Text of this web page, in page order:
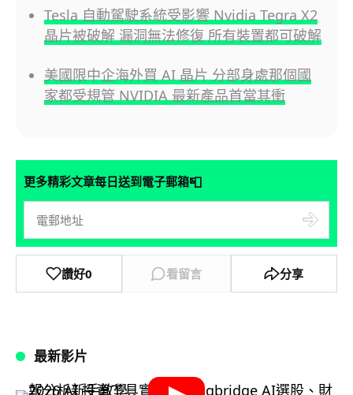
Tesla 自動駕駛系統受影響 Nvidia Tegra X2
晶片被破解 漏洞無法修復 所有裝置都可破解
美國限中企海外買 AI 晶片 分部身處那個國
家都受規管 NVIDIA 最新產品首當其衝
更多精彩文章每日送到電子郵箱📮
讚好0 看留言 分享
最新影片